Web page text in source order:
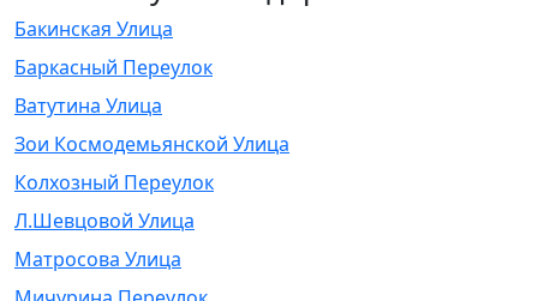
Бакинская Улица
Баркасный Переулок
Ватутина Улица
Зои Космодемьянской Улица
Колхозный Переулок
Л.Шевцовой Улица
Матросова Улица